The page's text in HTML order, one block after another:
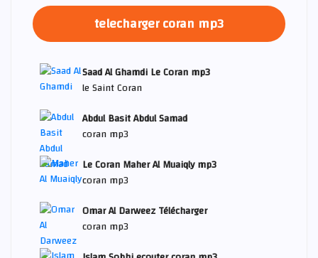
telecharger coran mp3
Saad Al Ghamdi Le Coran mp3
le Saint Coran
Abdul Basit Abdul Samad
coran mp3
Le Coran Maher Al Muaiqly mp3
coran mp3
Omar Al Darweez Télécharger
coran mp3